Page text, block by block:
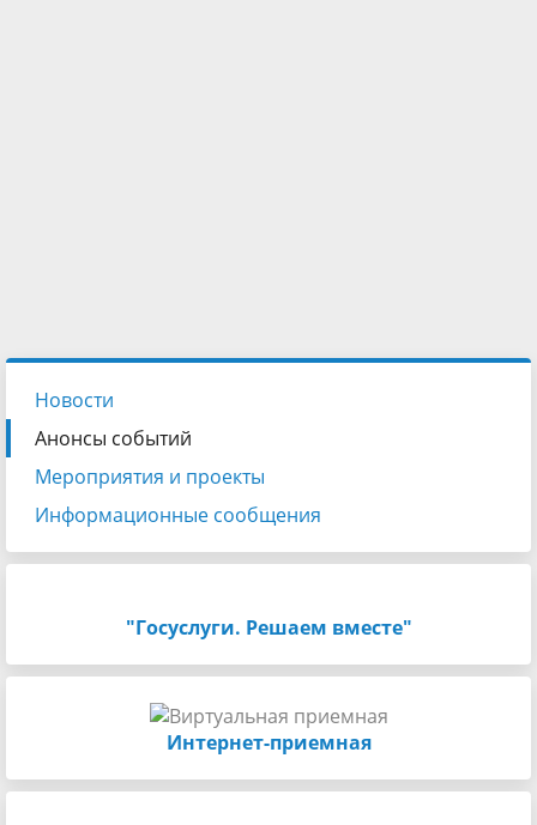
Новости
Анонсы событий
Мероприятия и проекты
Информационные сообщения
"Госуслуги. Решаем вместе"
Интернет-приемная